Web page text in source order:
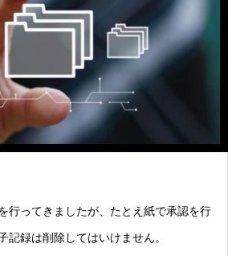
行ってきましたが、たとえ紙で承認を行
記録は削除してはいけません。